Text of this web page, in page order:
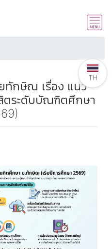
ทักษิณ เรื่อง แนว
ตระดับบัณฑิตศึกษา
TH